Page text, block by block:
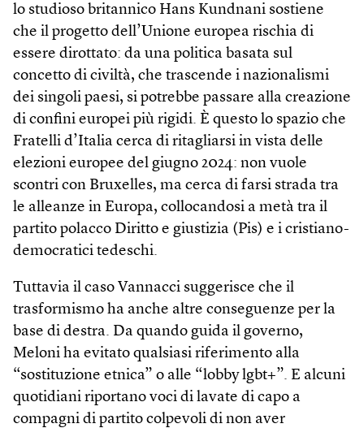
lo studioso britannico Hans Kundnani sostiene
che il progetto dell’Unione europea rischia di
essere dirottato: da una politica basata sul
concetto di civiltà, che trascende i nazionalismi
dei singoli paesi, si potrebbe passare alla creazione
di confini europei più rigidi. È questo lo spazio che
Fratelli d’Italia cerca di ritagliarsi in vista delle
elezioni europee del giugno 2024: non vuole
scontri con Bruxelles, ma cerca di farsi strada tra
le alleanze in Europa, collocandosi a metà tra il
partito polacco Diritto e giustizia (Pis) e i cristiano-
democratici tedeschi.
Tuttavia il caso Vannacci suggerisce che il
trasformismo ha anche altre conseguenze per la
base di destra. Da quando guida il governo,
Meloni ha evitato qualsiasi riferimento alla
“sostituzione etnica” o alle “lobby lgbt+”. E alcuni
quotidiani riportano voci di lavate di capo a
compagni di partito colpevoli di non aver